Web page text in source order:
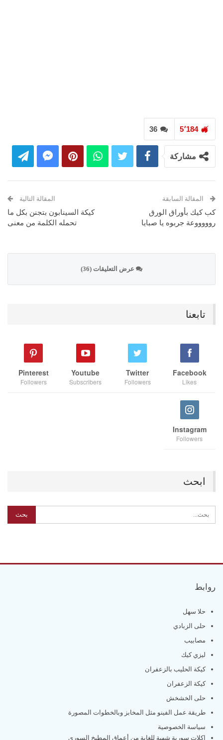
36 5٬184
مشاركة
المقالة السابقة
كب كيك بأوراق الورق
روووووعة جربوه يا صبايا
المقالة التالية
كيكة السينابون بتجنن بكل ما
تحمله الكلمة من معنى
عرض التعليقات (36)
تابعنا
Facebook
Likes
Twitter
Followers
Youtube
Subscribers
Pinterest
Followers
Instagram
Followers
ابحث
روابط
حلا سهل
حلى الزبادي
مصابيب
ليزي كيك
كيكة الحليب بالزعفران
كيكة الزعفران
حلى الخشخش
طريقة عمل الفينو مثل المخابز وبالخطوات المصورة
سياسة الخصوصية
اكلات سورية شهية للغاية من أعماق المطبخ السوري